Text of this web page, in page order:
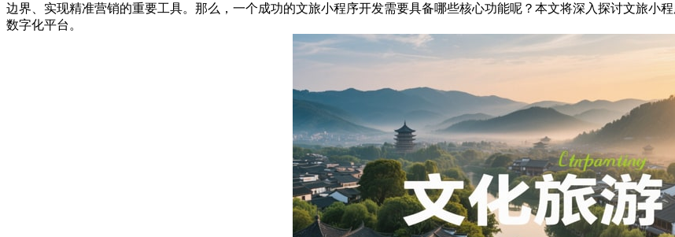
边界、实现精准营销的重要工具。那么，一个成功的文旅小程序开发需要具备哪些核心功能呢？本文将深入探讨文旅小
数字化平台。